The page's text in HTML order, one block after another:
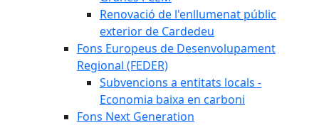
Renovació de l'enllumenat públic
exterior de Cardedeu
Fons Europeus de Desenvolupament
Regional (FEDER)
Subvencions a entitats locals -
Economia baixa en carboni
Fons Next Generation